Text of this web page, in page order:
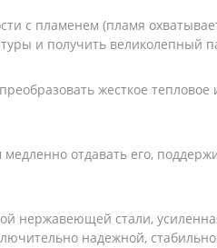
с пламенем (пламя
и получить великолепный
жесткое тепловое
отдавать его,
нержавеющей стали,
надежной,